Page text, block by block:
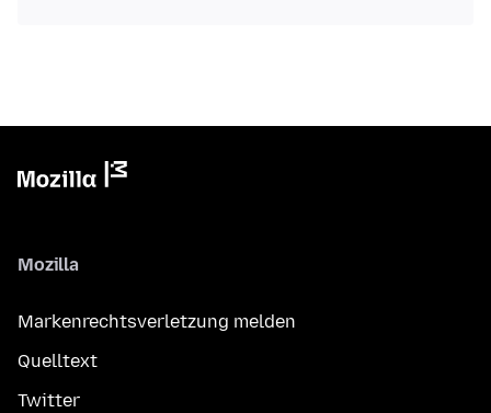
Mozilla
Markenrechtsverletzung melden
Quelltext
Twitter